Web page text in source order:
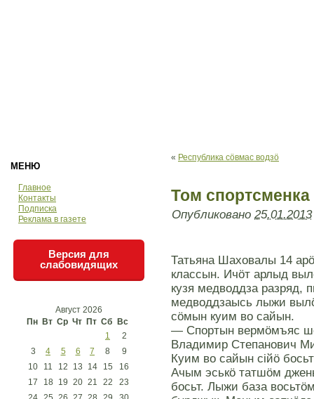
МЕНЮ
Главное
Контакты
Подписка
Реклама в газете
Версия для
слабовидящих
Август 2026
Пн Вт Ср Чт Пт Сб Вс
1
2
3
4 5 6 7 8
9
10
11 12 13 14 15
16
17
18 19 20 21 22
23
« Республика сöвмас водзö
Том спортсменка
Опубликовано 25.01.2013
Татьяна Шаховалы 14
классын. Ичöт арлыд
кузя медводдза разряд,
медводдзаысь лыжи
сöмын куим во сайын.
— Спортын вермöмъяс
Владимир Степанович
Куим во сайын сiйö
Ачым эськö татшöм
босьт. Лыжи база